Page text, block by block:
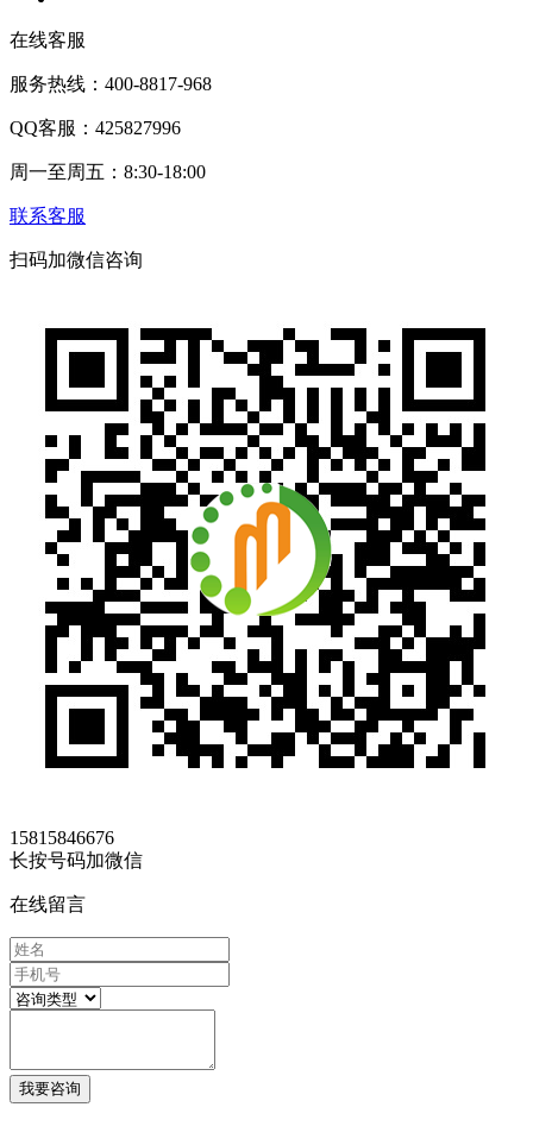
在线客服
服务热线：400-8817-968
QQ客服：425827996
周一至周五：8:30-18:00
联系客服
扫码加微信咨询
15815846676
长按号码加微信
在线留言
我要咨询